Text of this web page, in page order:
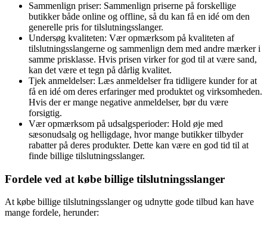
Sammenlign priser: Sammenlign priserne på forskellige
butikker både online og offline, så du kan få en idé om den
generelle pris for tilslutningsslanger.
Undersøg kvaliteten: Vær opmærksom på kvaliteten af
tilslutningsslangerne og sammenlign dem med andre mærker i
samme prisklasse. Hvis prisen virker for god til at være sand,
kan det være et tegn på dårlig kvalitet.
Tjek anmeldelser: Læs anmeldelser fra tidligere kunder for at
få en idé om deres erfaringer med produktet og virksomheden.
Hvis der er mange negative anmeldelser, bør du være
forsigtig.
Vær opmærksom på udsalgsperioder: Hold øje med
sæsonudsalg og helligdage, hvor mange butikker tilbyder
rabatter på deres produkter. Dette kan være en god tid til at
finde billige tilslutningsslanger.
Fordele ved at købe billige tilslutningsslanger
At købe billige tilslutningsslanger og udnytte gode tilbud kan have
mange fordele, herunder: